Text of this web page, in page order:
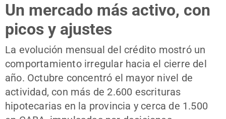
Un mercado más activo, con
picos y ajustes
La evolución mensual del crédito mostró un
comportamiento irregular hacia el cierre del
año. Octubre concentró el mayor nivel de
actividad, con más de 2.600 escrituras
hipotecarias en la provincia y cerca de 1.500